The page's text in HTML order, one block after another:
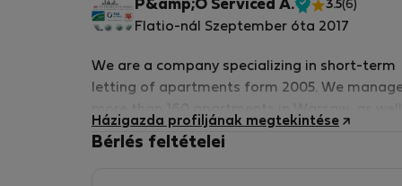
P&amp;O Serviced A.
Ellenőrzött
3.5(6)
Flatio-nál Szeptember óta 2017
We are a company specializing in short-term
letting of apartments form 2005. We
Costa del Sol (Spain). We are proud to be a
Házigazda profiljának megtekintése
Bérlés feltételei